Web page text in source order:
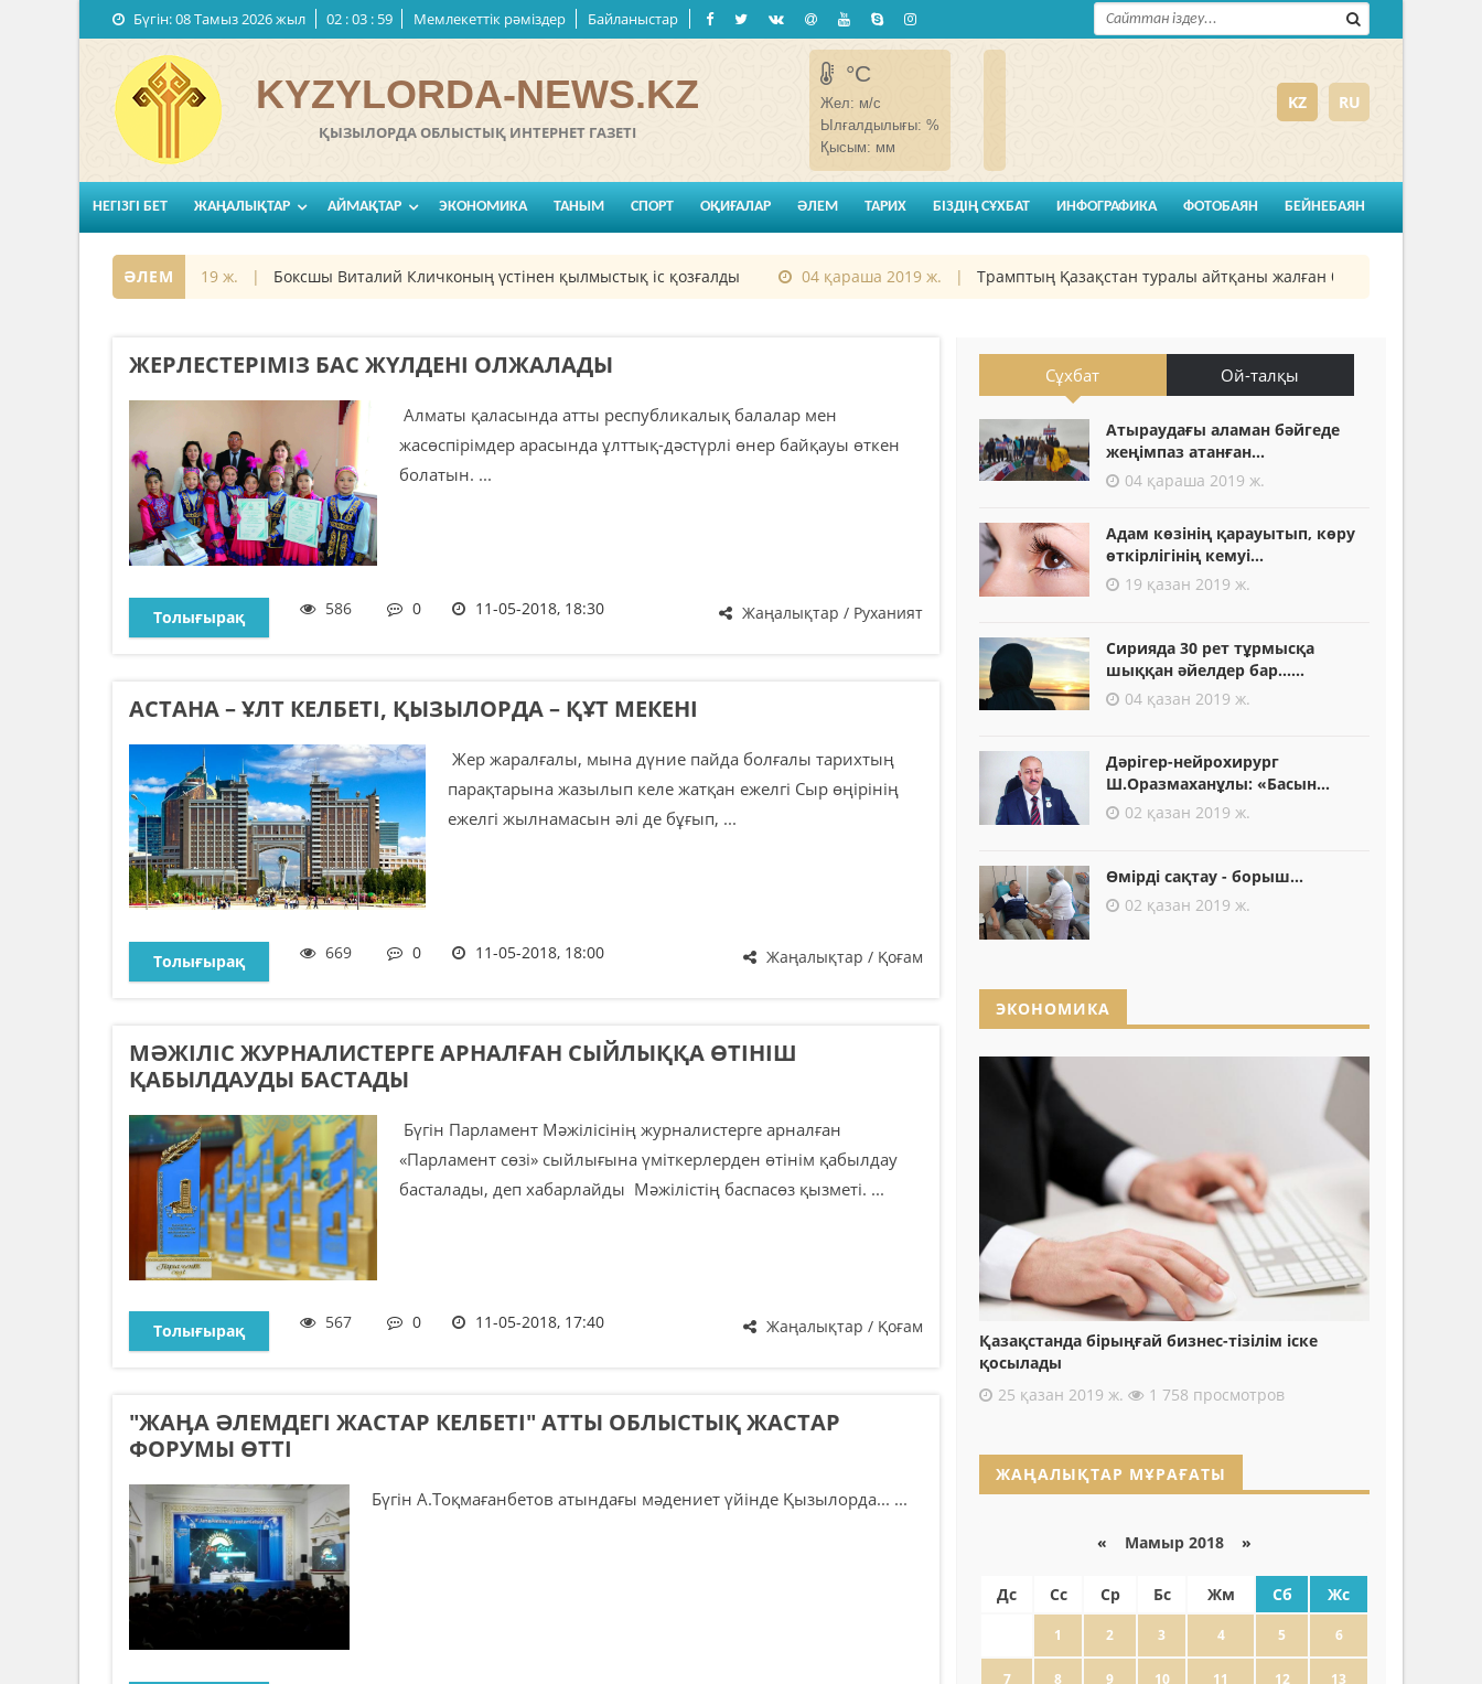
Бүгін:08 Тамыз 2026 жыл 02 :04 : 00 Мемлекеттiк рәміздер Байланыстар
KYZYLORDA-NEWS.KZ
ҚЫЗЫЛОРДА ОБЛЫСТЫҚ ИНТЕРНЕТ ГАЗЕТІ
°C
Жел: м/с
Ылғалдылығы: %
Қысым: мм
KZ RU
НЕГІЗГІ БЕТ ЖАҢАЛЫҚТАР АЙМАҚТАР ЭКОНОМИКА ТАНЫМ СПОРТ ОҚИҒАЛАР ӘЛЕМ ТАРИХ БІЗДІҢ СҰХБАТ ИНФОГРАФИКА ФОТОБАЯН БЕЙНЕБАЯН
ӘЛЕМ
07 қараша 2019 ж. | Боксшы Виталий Кличконың үстінен қылмыстық іс қозғалды 04 қараша 2019 ж. | Трамптың Қазақстан туралы айтқаны жалған болып шықты
ЖЕРЛЕСТЕРІМІЗ БАС ЖҮЛДЕНІ ОЛЖАЛАДЫ
Алматы қаласында атты республикалық балалар мен
жасөспірімдер арасында ұлттық-дәстүрлі өнер байқауы өткен
болатын. ...
Жаңалықтар / Руханият
Толығырақ 586 0 11-05-2018, 18:30
АСТАНА – ҰЛТ КЕЛБЕТІ, ҚЫЗЫЛОРДА – ҚҰТ МЕКЕНІ
Жер жаралғалы, мына дүние пайда болғалы тарихтың
парақтарына жазылып келе жатқан ежелгі Сыр өңірінің
ежелгі жылнамасын әлі де бұғып, ...
Жаңалықтар / Қоғам
Толығырақ 669 0 11-05-2018, 18:00
МӘЖІЛІС ЖУРНАЛИСТЕРГЕ АРНАЛҒАН СЫЙЛЫҚҚА ӨТІНІШ
ҚАБЫЛДАУДЫ БАСТАДЫ
Бүгін Парламент Мәжілісінің журналистерге арналған
«Парламент сөзі» сыйлығына үміткерлерден өтінім қабылдау
басталады, деп хабарлайды Мәжілістің баспасөз қызметі. ...
Жаңалықтар / Қоғам
Толығырақ 567 0 11-05-2018, 17:40
"ЖАӉА ӘЛЕМДЕГІ ЖАСТАР КЕЛБЕТІ" АТТЫ ОБЛЫСТЫҚ ЖАСТАР
ФОРУМЫ ӨТТІ
Бүгін А.Тоқмағанбетов атындағы мәдениет үйінде Қызылорда... ...
Сұхбат Ой-талқы
Атыраудағы аламан бәйгеде
жеңімпаз атанған...
04 қараша 2019 ж.
Адам көзінің қарауытып, көру
өткірлігінің кемуі...
19 қазан 2019 ж.
Сирияда 30 рет тұрмысқа
шыққан әйелдер бар......
04 қазан 2019 ж.
Дәрігер-нейрохирург
Ш.Оразмаханұлы: «Басын...
02 қазан 2019 ж.
Өмірді сақтау - борыш...
02 қазан 2019 ж.
ЭКОНОМИКА
Қазақстанда бірыңғай бизнес-тізілім іске
қосылады
25 қазан 2019 ж.
1 758 просмотров
ЖАҢАЛЫҚТАР МҰРАҒАТЫ
« Мамыр 2018 »
Дс Сс Ср Бс Жм Сб Жс
1 2 3 4 5 6
7 8 9 10 11 12 13